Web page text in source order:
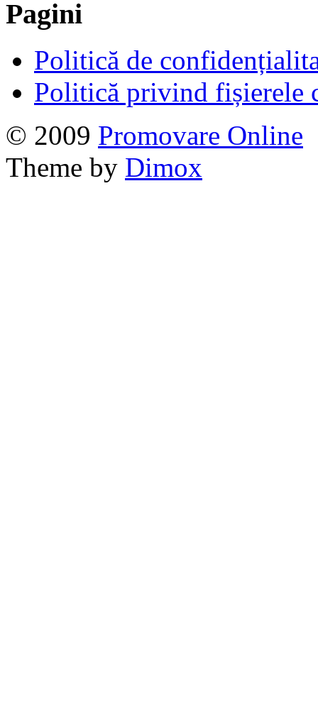
Pagini
Politică de
Politică privind fișierele
© 2009 Promovare Online
Theme by Dimox